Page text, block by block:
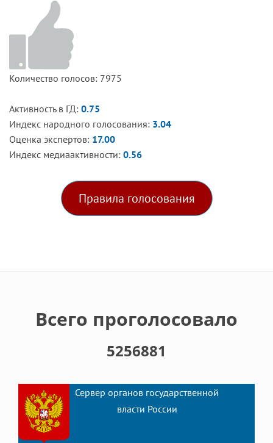
Количество голосов: 7975
Активность в ГД: 0.75
Индекс народного голосования: 3.04
Оценка экспертов: 17.00
Индекс медиаактивности: 0.56
Правила голосования
Всего проголосовало
5256881
Сервер органов государственной
власти России